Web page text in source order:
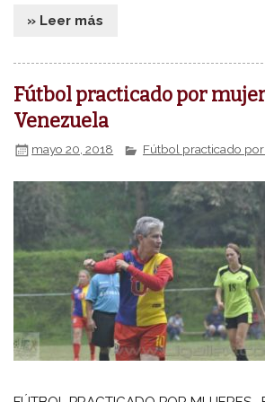
» Leer más
Fútbol practicado por
Venezuela
mayo 20, 2018 Fútbol practicado por